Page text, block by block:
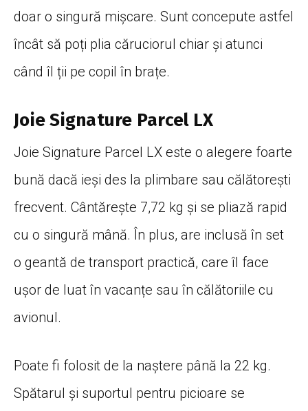
doar o singură mișcare. Sunt concepute astfel
încât să poți plia căruciorul chiar și atunci
când îl ții pe copil în brațe.
Joie Signature Parcel LX
Joie Signature Parcel LX este o alegere foarte
bună dacă ieși des la plimbare sau călătorești
frecvent. Cântărește 7,72 kg și se pliază rapid
cu o singură mână. În plus, are inclusă în set
o geantă de transport practică, care îl face
ușor de luat în vacanțe sau în călătoriile cu
avionul.
Poate fi folosit de la naștere până la 22 kg.
Spătarul și suportul pentru picioare se